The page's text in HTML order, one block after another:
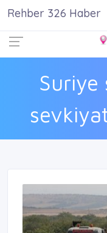
Suriye
Rehber 326 Haber